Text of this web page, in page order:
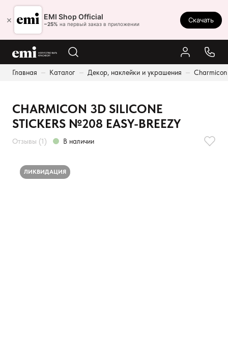
× EMI Shop Official
−25% на первый заказ в приложении
Скачать
Главная Каталог Декор, наклейки и украшения Charmicon
Ростов-на-Дону
8 (800) 550-86-95
Каталог
Оплата и доставка
О нас
CHARMICON 3D SILICONE
STICKERS №208 EASY-BREEZY
Отзывы (1) В наличии
ЛИКВИДАЦИЯ